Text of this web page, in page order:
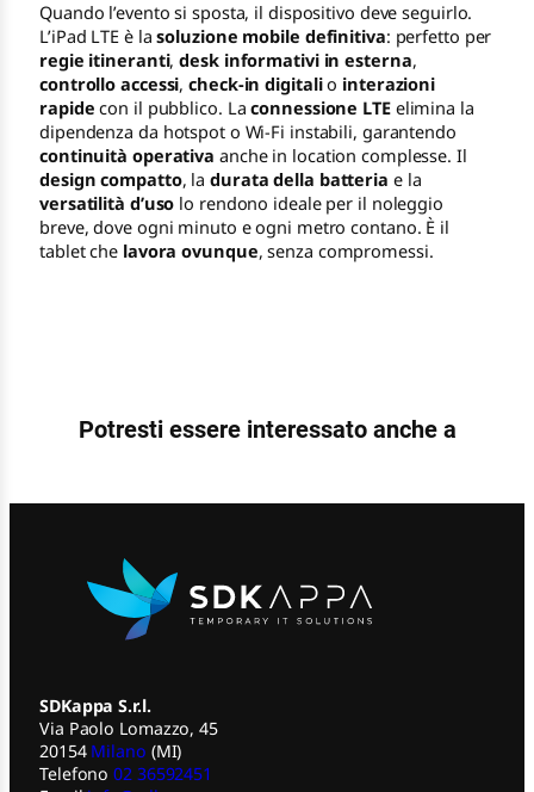
Quando l’evento si sposta, il dispositivo deve seguirlo.
L’iPad LTE è lasoluzione mobile definitiva: perfetto per
regie itineranti,desk informativi in esterna,
controllo accessi,check-in digitalio interazioni
rapide con il pubblico. Laconnessione LTEelimina la
dipendenza da hotspot o Wi-Fi instabili, garantendo
continuità operativa anche in location complesse. Il
design compatto, la durata della batteria e la
versatilità d’uso lo rendono ideale per il noleggio
breve, dove ogni minuto e ogni metro contano. È il
tablet che lavora ovunque, senza compromessi.
Potresti essere interessato anche a
SDKappa S.r.l.
Via Paolo Lomazzo, 45
20154 Milano (MI)
Telefono02 36592451